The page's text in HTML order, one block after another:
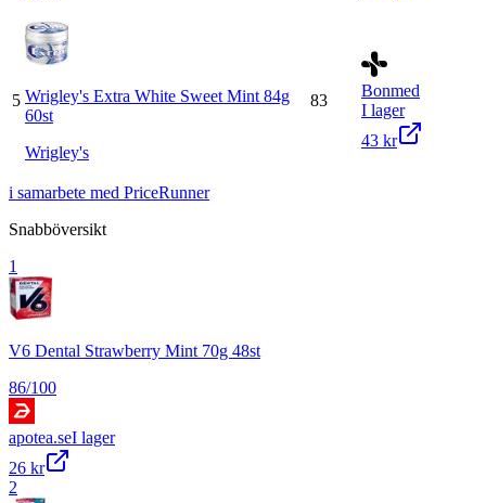
5 Wrigley's Extra White Sweet Mint 84g
60st
Wrigley's
83
Bonmed
I lager
43 kr
i samarbete med PriceRunner
Snabböversikt
1
V6 Dental Strawberry Mint 70g 48st
86/100
apotea.seI lager
26 kr
2